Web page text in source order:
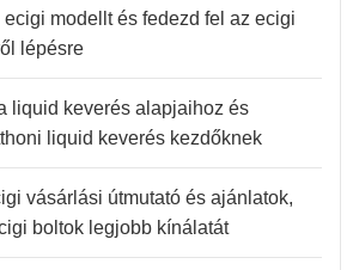
modellt és fedezd fel az ecigi
lépésre
liquid keverés alapjaihoz és
liquid keverés kezdőknek
vásárlási útmutató és ajánlatok,
boltok legjobb kínálatát